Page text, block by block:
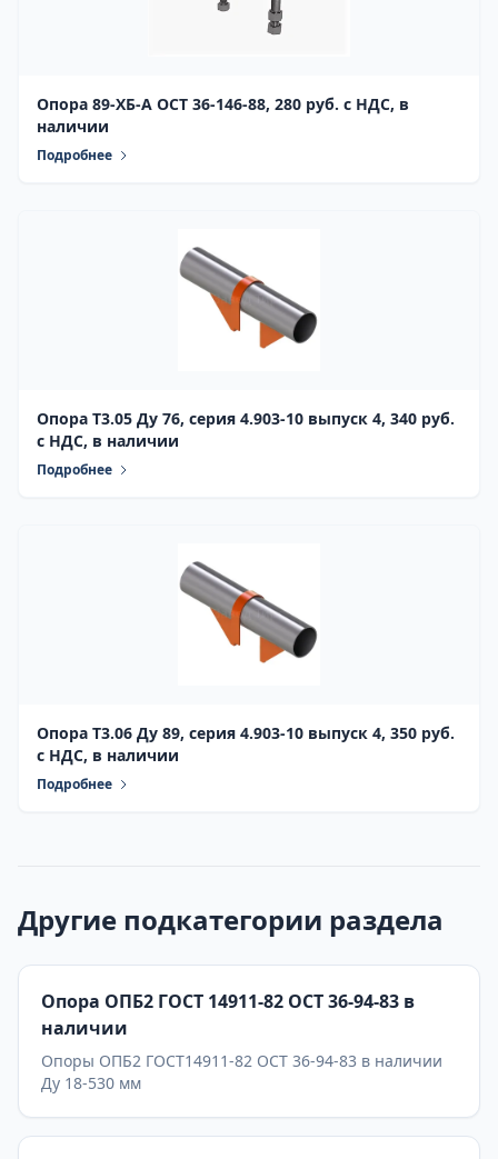
Опора 89-ХБ-А ОСТ 36-146-88, 280 руб. с НДС, в
наличии
Подробнее
Опора Т3.05 Ду 76, серия 4.903-10 выпуск 4, 340 руб.
с НДС, в наличии
Подробнее
Опора Т3.06 Ду 89, серия 4.903-10 выпуск 4, 350 руб.
с НДС, в наличии
Подробнее
Другие подкатегории раздела
Опора ОПБ2 ГОСТ 14911-82 ОСТ 36-94-83 в
наличии
Опоры ОПБ2 ГОСТ14911-82 ОСТ 36-94-83 в наличии
Ду 18-530 мм